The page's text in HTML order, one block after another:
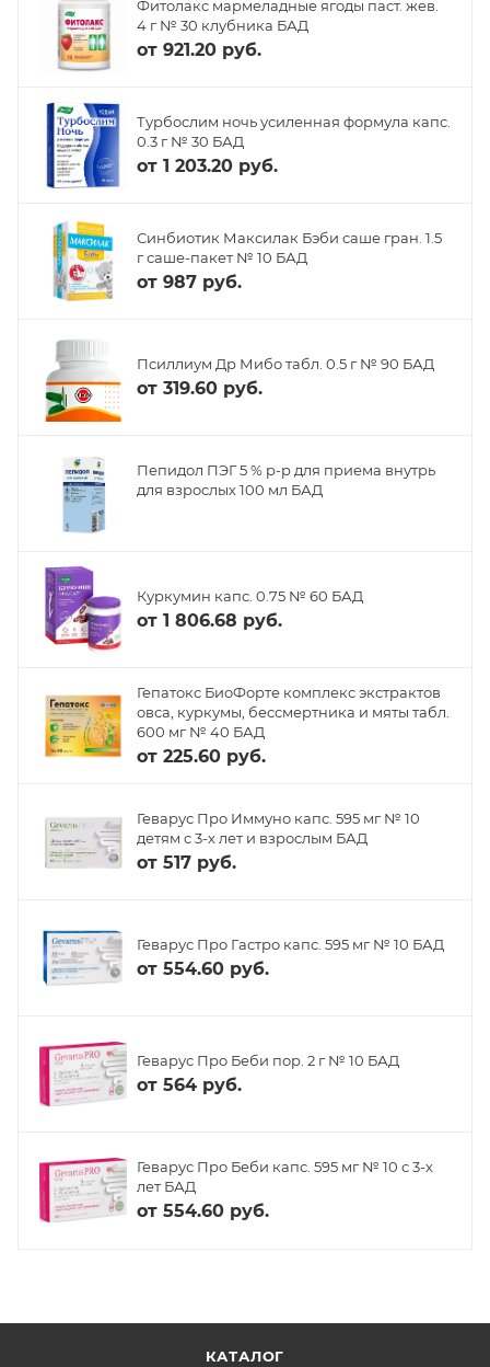
Фитолакс мармеладные ягоды паст. жев.
4 г № 30 клубника БАД
от 921.20 руб.
Турбослим ночь усиленная формула капс.
0.3 г № 30 БАД
от 1 203.20 руб.
Синбиотик Максилак Бэби саше гран. 1.5
г саше-пакет № 10 БАД
от 987 руб.
Псиллиум Др Мибо табл. 0.5 г № 90 БАД
от 319.60 руб.
Пепидол ПЭГ 5 % р-р для приема внутрь
для взрослых 100 мл БАД
Куркумин капс. 0.75 № 60 БАД
от 1 806.68 руб.
Гепатокс БиоФорте комплекс экстрактов
овса, куркумы, бессмертника и мяты табл.
600 мг № 40 БАД
от 225.60 руб.
Геварус Про Иммуно капс. 595 мг № 10
детям с 3-х лет и взрослым БАД
от 517 руб.
Геварус Про Гастро капс. 595 мг № 10 БАД
от 554.60 руб.
Геварус Про Беби пор. 2 г № 10 БАД
от 564 руб.
Геварус Про Беби капс. 595 мг № 10 с 3-х
лет БАД
от 554.60 руб.
КАТАЛОГ